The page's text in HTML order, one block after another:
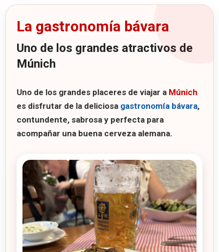
La gastronomía bávara
Uno de los grandes atractivos de
Múnich
Uno de los grandes placeres de viajar a Múnich
es disfrutar de la deliciosa gastronomía bávara,
contundente, sabrosa y perfecta para
acompañar una buena cerveza alemana.